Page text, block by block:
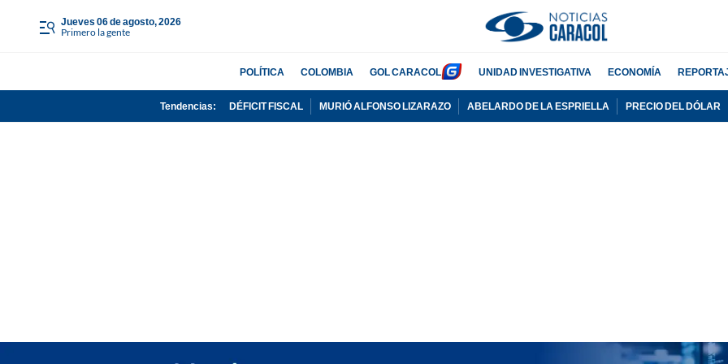
jueves 06 de agosto, 2026
Primero la gente
POLÍTICA COLOMBIA GOL CARACOL UNIDAD INVESTIGATIVA ECONOMÍA
Tendencias: DÉFICIT FISCAL MURIÓ ALFONSO LIZARAZO ABELARDO DE LA ESPRIELLA PRECIO DEL DÓLAR